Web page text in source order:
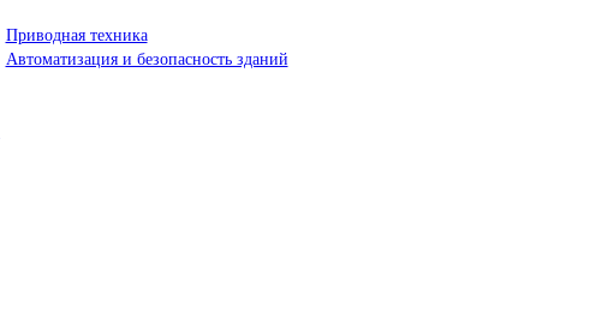
Приводная техника
Автоматизация и безопасность зданий